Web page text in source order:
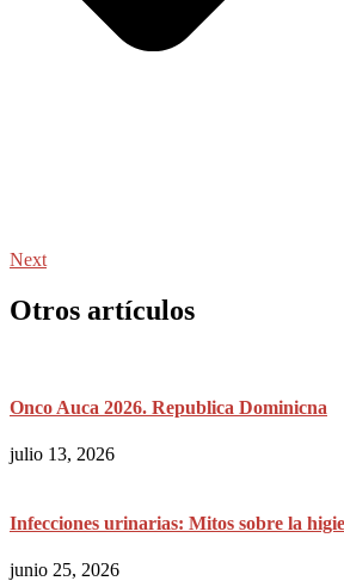
Next
Otros artículos
Onco Auca 2026. Republica Dominicna
julio 13, 2026
Infecciones urinarias: Mitos sobre la
junio 25, 2026